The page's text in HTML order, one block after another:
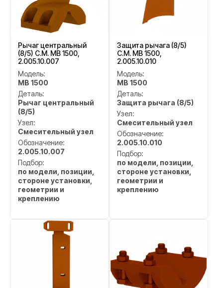
Рычаг центральный
(8/5) C.M. MB 1500,
2.005.10.007
Модель:
MB 1500
Деталь:
Рычаг центральный
(8/5)
Узел:
Смесительный узел
Обозначение:
2.005.10.007
Подбор:
по модели, позиции,
стороне установки,
геометрии и
креплению
Защита рычага (8/5)
C.M. MB 1500,
2.005.10.010
Модель:
MB 1500
Деталь:
Защита рычага (8/5)
Узел:
Смесительный узел
Обозначение:
2.005.10.010
Подбор:
по модели, позиции,
стороне установки,
геометрии и
креплению